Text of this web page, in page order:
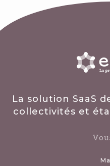
La solution SaaS
collectivités et